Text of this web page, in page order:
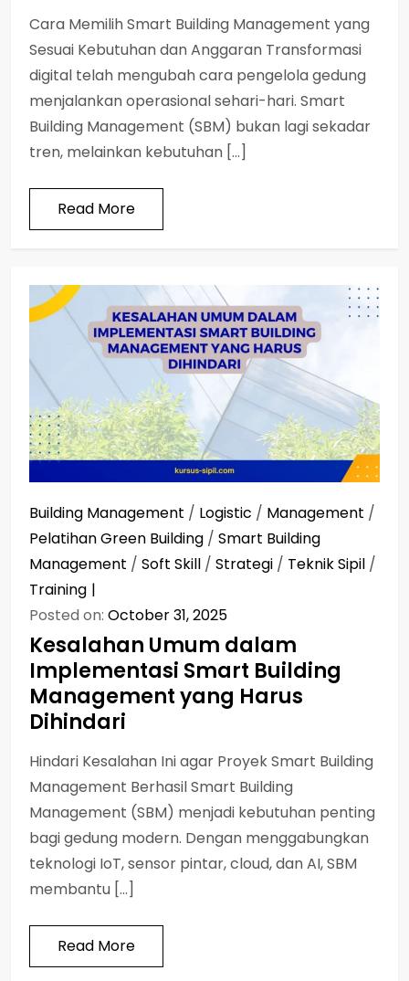
Cara Memilih Smart Building Management yang
Sesuai Kebutuhan dan Anggaran Transformasi
digital telah mengubah cara pengelola gedung
menjalankan operasional sehari-hari. Smart
Building Management (SBM) bukan lagi sekadar
tren, melainkan kebutuhan […]
Read More
Building Management / Logistic / Management /
Pelatihan Green Building / Smart Building
Management / Soft Skill / Strategi / Teknik Sipil /
Training
Posted on: October 31, 2025
Kesalahan Umum dalam
Implementasi Smart Building
Management yang Harus
Dihindari
Hindari Kesalahan Ini agar Proyek Smart Building
Management Berhasil Smart Building
Management (SBM) menjadi kebutuhan penting
bagi gedung modern. Dengan menggabungkan
teknologi IoT, sensor pintar, cloud, dan AI, SBM
membantu […]
Read More